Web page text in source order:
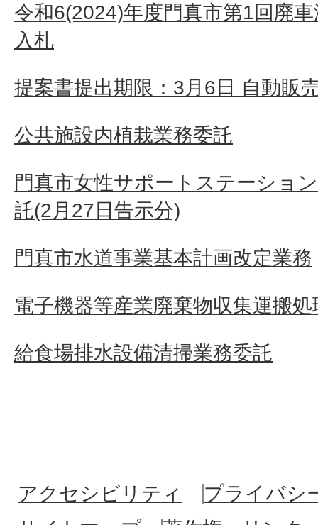
令和6(2024)年度門真市第1回廃
入札
提案書提出期限：3月6日 自動販
公共施設内植栽業務委託
門真市女性サポートステーショ
託(2月27日告示分)
門真市水道事業基本計画改定業務
電子機器等産業廃棄物収集運搬
給食場排水設備清掃業務委託
アクセシビリティ
プライバシ